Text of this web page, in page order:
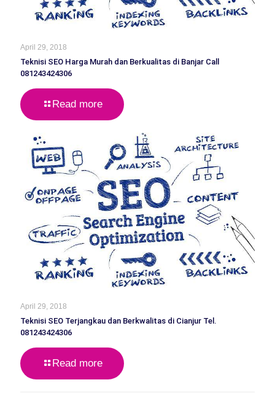
April 29, 2018
Teknisi SEO Harga Murah dan Berkualitas di Banjar Call
081243424306
Read more
April 29, 2018
Teknisi SEO Terjangkau dan Berkwalitas di Cianjur Tel.
081243424306
Read more